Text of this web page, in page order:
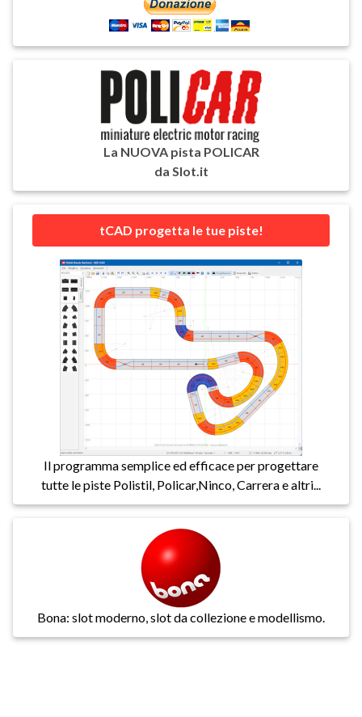
La NUOVA pista POLICAR
da Slot.it
tCAD progetta le tue piste!
Il programma semplice ed efficace per progettare
tutte le piste Polistil, Policar,Ninco, Carrera e altri...
Bona: slot moderno, slot da collezione e modellismo.